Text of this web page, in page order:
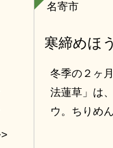
名寄市
寒締めほ
冬季の２ヶ
法蓮草」は
ウ。ちりめ
旨みがたっ